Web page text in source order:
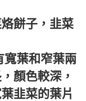
餅子，韭菜
寬葉和窄葉兩
顏色較深，
韭菜的葉片